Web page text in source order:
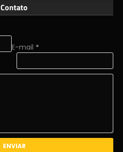
Contato
E-mail *